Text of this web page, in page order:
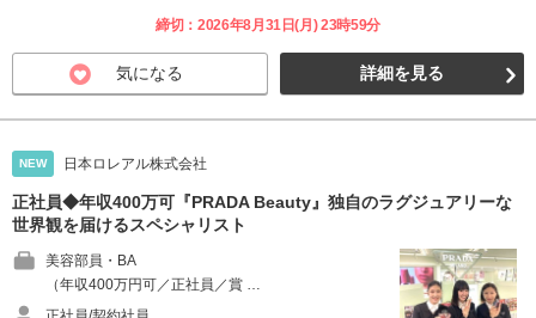
締切：2026年8月31日(月) 23時59分
気になる 詳細を見る
NEW 日本ロレアル株式会社
正社員◆年収400万可『PRADA Beauty』独自のラグジュアリーな
世界観を届けるスペシャリスト
美容部員・BA
（年収400万円可／正社員／賞 …